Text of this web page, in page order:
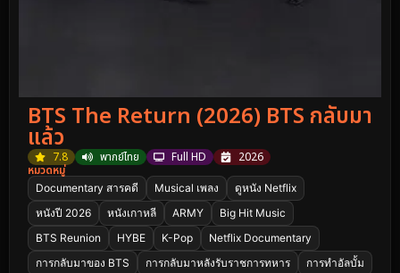
BTS The Return (2026) BTS กลับมา
แล้ว
7.8 พากย์ไทย Full HD
2026
หมวดหมู่
Documentary สารคดี Musical เพลง
ดูหนัง Netflix
หนังปี 2026
หนังเกาหลี ARMY
Big Hit Music
BTS Reunion
HYBE K-Pop
Netflix Documentary
การกลับมาของ BTS
การกลับมาหลังรับราชการทหาร
การทำอัลบั้ม